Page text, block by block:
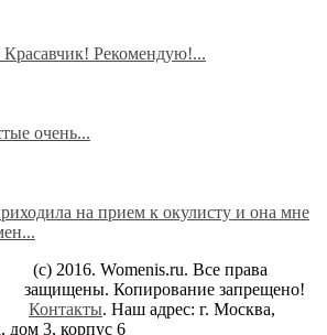
Рекомендую!...
очень...
на прием к окулисту и она мне
(c) 2016. Womenis.ru. Все права
защищены. Копирование запрещено!
Контакты. Наш адрес: г. Москва,
дом 3, корпус 6